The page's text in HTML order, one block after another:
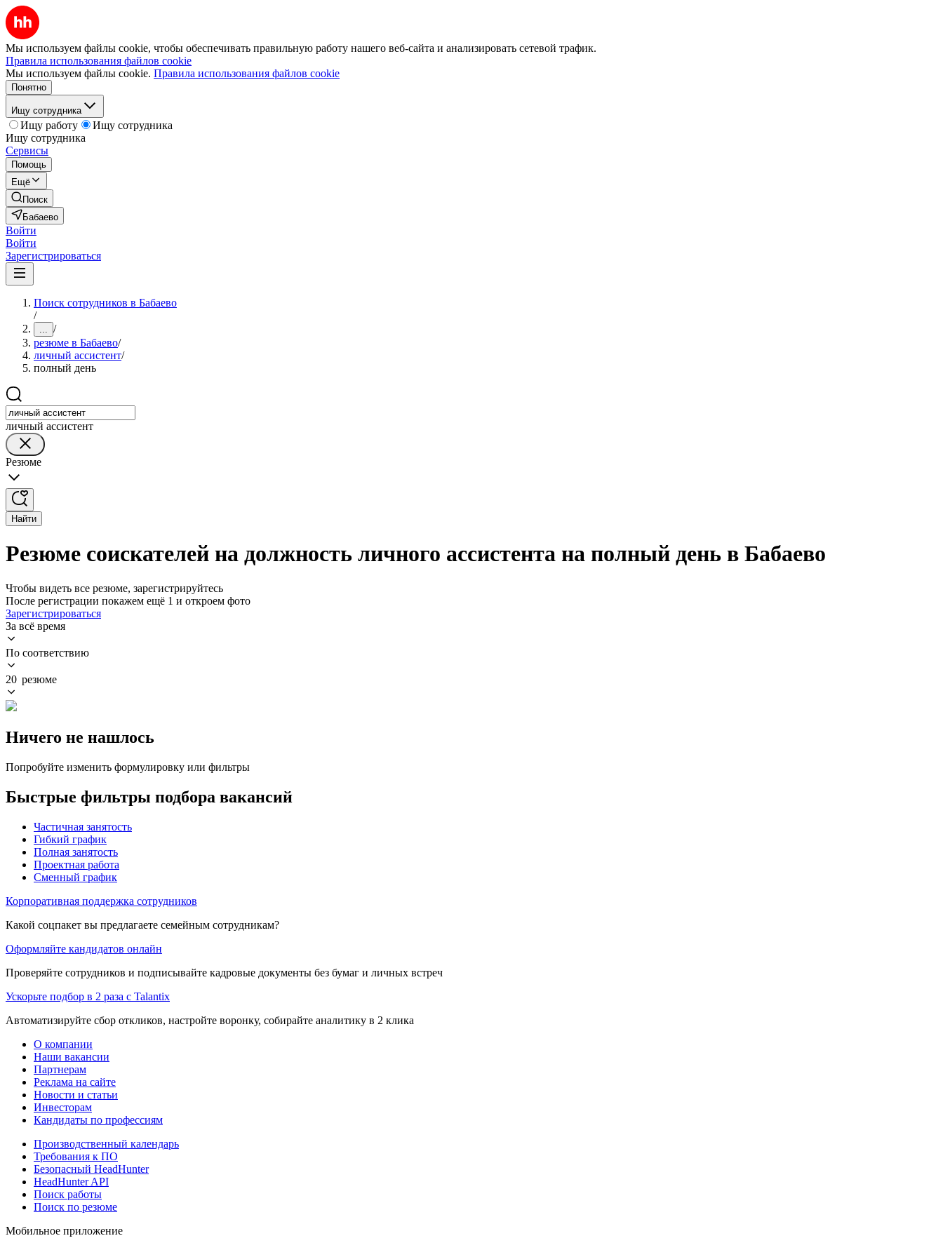
Мы используем файлы cookie, чтобы обеспечивать правильную работу нашего веб-сайта и анализировать сетевой трафик.
Правила использования файлов cookie
Мы используем файлы cookie. Правила использования файлов cookie
Понятно
Ищу сотрудника
Ищу работу
Ищу сотрудника
Ищу сотрудника
Сервисы
Помощь
Ещё
Поиск
Бабаево
Войти
Войти
Зарегистрироваться
Поиск сотрудников в Бабаево
/
... /
резюме в Бабаево/
личный ассистент/
полный день
личный ассистент
Резюме
Найти
Резюме соискателей на должность личного ассистента на полный день в Бабаево
Чтобы видеть все резюме, зарегистрируйтесь
После регистрации покажем ещё 1 и откроем фото
Зарегистрироваться
За всё время
По соответствию
20 резюме
Ничего не нашлось
Попробуйте изменить формулировку или фильтры
Быстрые фильтры подбора вакансий
Частичная занятость
Гибкий график
Полная занятость
Проектная работа
Сменный график
Корпоративная поддержка сотрудников
Какой соцпакет вы предлагаете семейным сотрудникам?
Оформляйте кандидатов онлайн
Проверяйте сотрудников и подписывайте кадровые документы без бумаг и личных встреч
Ускорьте подбор в 2 раза с Talantix
Автоматизируйте сбор откликов, настройте воронку, собирайте аналитику в 2 клика
О компании
Наши вакансии
Партнерам
Реклама на сайте
Новости и статьи
Инвесторам
Кандидаты по профессиям
Производственный календарь
Требования к ПО
Безопасный HeadHunter
HeadHunter API
Поиск работы
Поиск по резюме
Мобильное приложение